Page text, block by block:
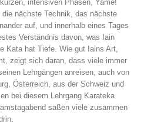
intensiven Phasen, Yame!
nächste Technik, das nächste
auf, und innerhalb eines Tages
Verständnis davon, was Iain
Kata hat Tiefe. Wie gut Iains Art,
zeigt sich daran, dass viele immer
Lehrgängen anreisen, auch von
Österreich, aus der Schweiz und
bei diesem Lehrgang Karateka
saßen viele zusammen